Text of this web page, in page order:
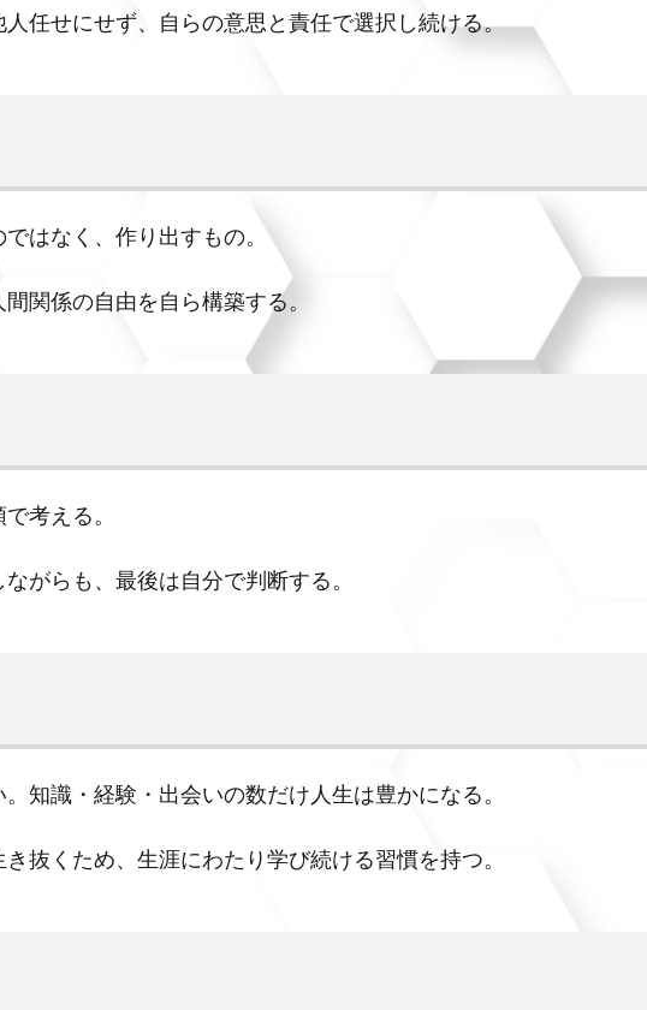
人任せにせず、自らの意思と責任で選択し続ける。
はなく、作り出すもの。
関係の自由を自ら構築する。
考える。
がらも、最後は自分で判断する。
知識・経験・出会いの数だけ人生は豊かになる。
抜くため、生涯にわたり学び続ける習慣を持つ。